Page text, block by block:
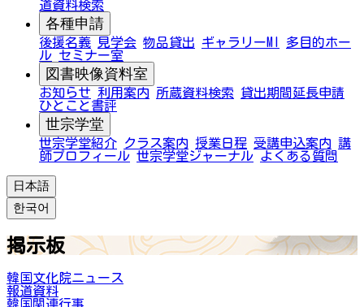
道資料検索
各種申請
後援名義 見学会 物品貸出 ギャラリーMI
多目的ホー
ル セミナー室
図書映像資料室
お知らせ 利用案内 所蔵資料検索
貸出期間延長申請
ひとこと書評
世宗学堂
世宗学堂紹介 クラス案内 授業日程 受講申込案内 講
師プロフィール 世宗学堂ジャーナル よくある質問
日本語
한국어
掲示板
韓国文化院ニュース
報道資料
韓国関連行事